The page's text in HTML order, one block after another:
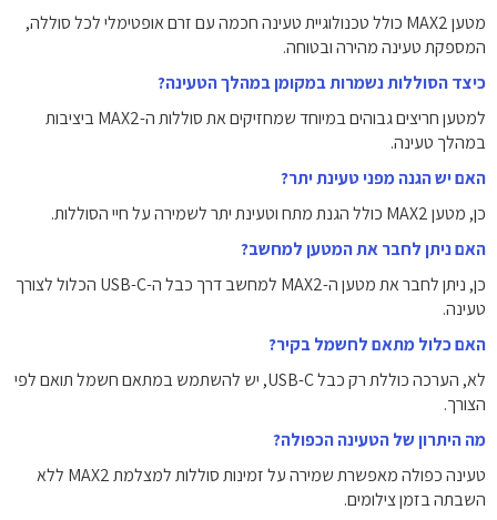
מטען MAX2 כולל טכנולוגיית טעינה חכמה עם זרם אופטימלי לכל סוללה,
המספקת טעינה מהירה ובטוחה.
כיצד הסוללות נשמרות במקומן במהלך הטעינה?
למטען חריצים גבוהים במיוחד שמחזיקים את סוללות ה-MAX2 ביציבות
במהלך טעינה.
האם יש הגנה מפני טעינת יתר?
כן, מטען MAX2 כולל הגנת מתח וטעינת יתר לשמירה על חיי הסוללות.
האם ניתן לחבר את המטען למחשב?
כן, ניתן לחבר את מטען ה-MAX2 למחשב דרך כבל ה-USB-C הכלול לצורך
טעינה.
האם כלול מתאם לחשמל בקיר?
לא, הערכה כוללת רק כבל USB-C, יש להשתמש במתאם חשמל תואם לפי
הצורך.
מה היתרון של הטעינה הכפולה?
טעינה כפולה מאפשרת שמירה על זמינות סוללות למצלמת MAX2 ללא
השבתה בזמן צילומים.